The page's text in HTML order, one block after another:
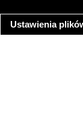
Ustawienia